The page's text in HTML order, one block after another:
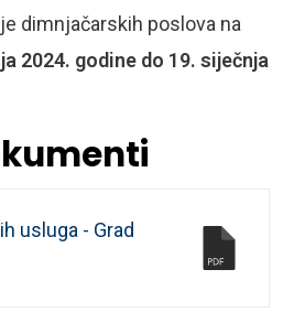
dimnjačarskih poslova na
2024. godine do 19. siječnja
usluga - Grad